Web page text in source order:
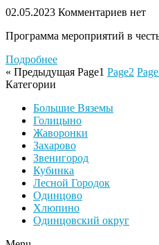
02.05.2023 Комментариев нет
Программа мероприятий в
Подробнее
« Предыдущая Page1 Page2 Page
Категории
Большие Вяземы
Голицыно
Жаворонки
Захарово
Звенигород
Кубинка
Лесной Городок
Одинцово
Хлюпино
Одинцовский округ